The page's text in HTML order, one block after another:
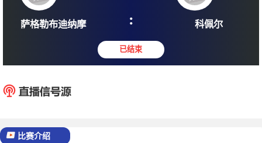
萨格勒布迪纳摩
萨格勒布迪纳摩
2026-07-09 02:00:00
: 科
比赛介绍